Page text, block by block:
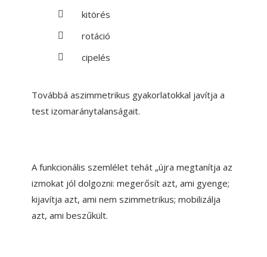
kitörés
rotáció
cipelés
Továbbá aszimmetrikus gyakorlatokkal javítja a
test izomaránytalanságait.
A funkcionális szemlélet tehát „újra megtanítja az
izmokat jól dolgozni: megerősít azt, ami gyenge;
kijavítja azt, ami nem szimmetrikus; mobilizálja
azt, ami beszűkült.